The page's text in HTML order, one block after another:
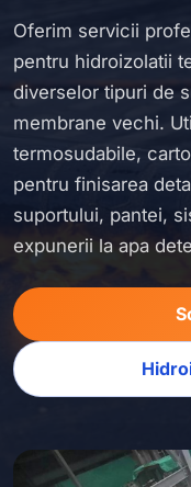
Oferim servicii
pentru hidroizolatii
diverselor tipuri de
membrane vechi.
termosudabile,
pentru finisarea
suportului, pantei,
expunerii la apa